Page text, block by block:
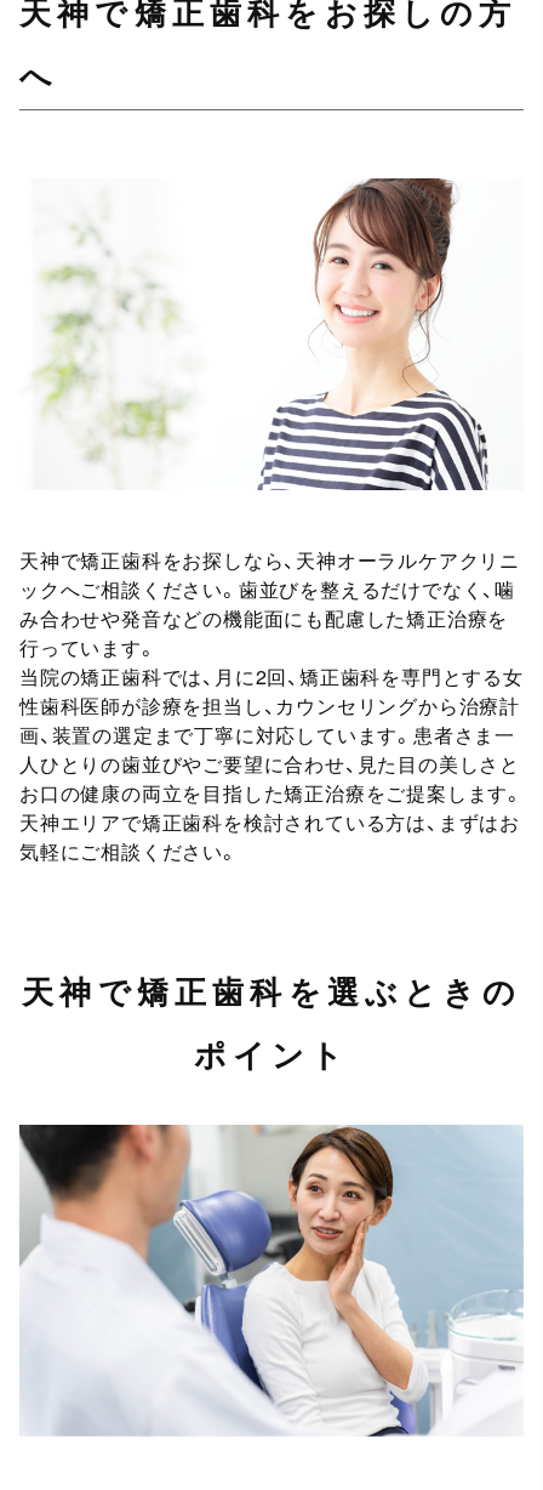
天神で矯正歯科をお探しの方
へ
天神で矯正歯科をお探しなら、天神オーラルケアクリニ
ックへご相談ください。歯並びを整えるだけでなく、噛
み合わせや発音などの機能面にも配慮した矯正治療を
行っています。
当院の矯正歯科では、月に2回、矯正歯科を専門とする女
性歯科医師が診療を担当し、カウンセリングから治療計
画、装置の選定まで丁寧に対応しています。患者さま一
人ひとりの歯並びやご要望に合わせ、見た目の美しさと
お口の健康の両立を目指した矯正治療をご提案します。
天神エリアで矯正歯科を検討されている方は、まずはお
気軽にご相談ください。
天神で矯正歯科を選ぶときの
ポイント